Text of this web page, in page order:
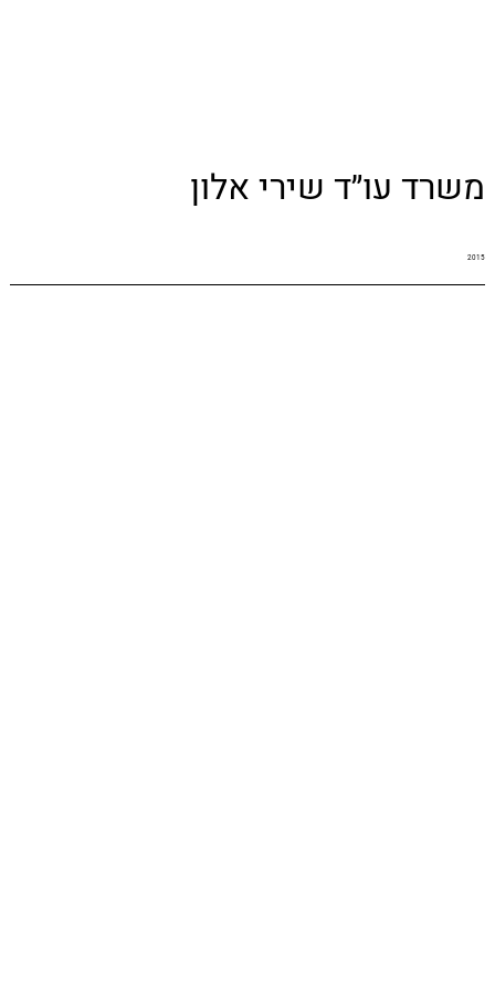
משרד עו״ד שירי אלון
2015